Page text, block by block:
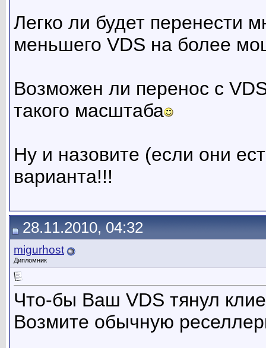
Легко ли будет перенести
меньшего VDS на более
Возможен ли перенос с
такого масштаба
Ну и назовите (если они
варианта!!!
28.11.2010, 04:32
migurhost
Дипломник
Что-бы Ваш VDS тянул
Возмите обычную